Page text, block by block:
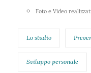
Foto e Video
Lo studio
Sviluppo personale